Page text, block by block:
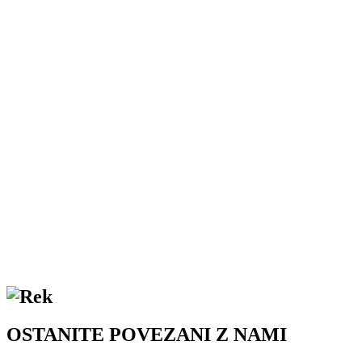
OSTANITE POVEZANI Z NAMI